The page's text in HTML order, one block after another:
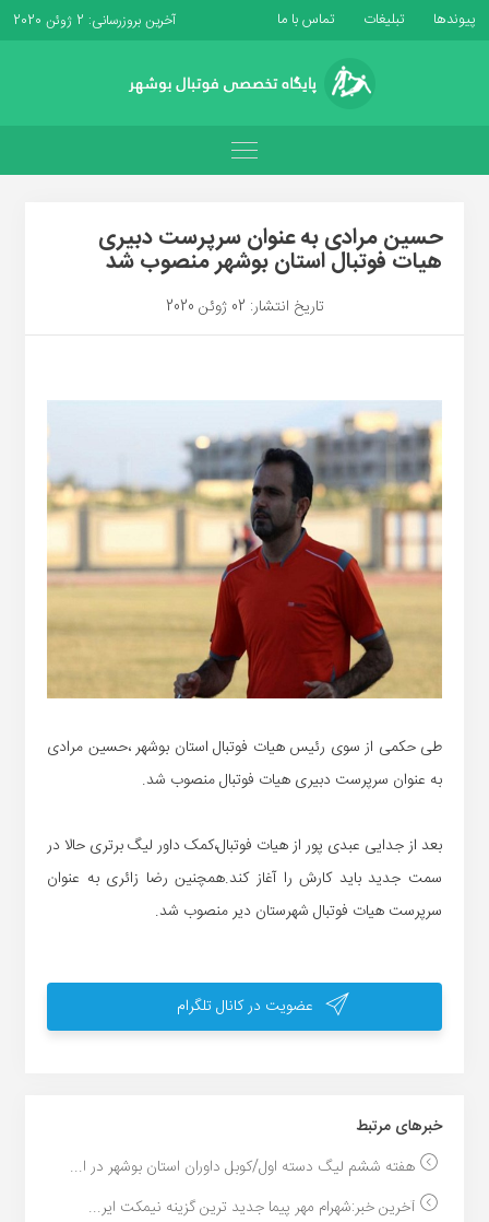
پیوندها تبلیغات تماس با ما آخرین بروزرسانی: 2 ژوئن 2020
حسین مرادی به عنوان سرپرست دبیری
هیات فوتبال استان بوشهر منصوب شد
تاریخ انتشار: 02 ژوئن 2020
طی حکمی از سوی رئیس هیات فوتبال استان بوشهر ،حسین مرادی
به عنوان سرپرست دبیری هیات فوتبال منصوب شد.
بعد از جدایی عبدی پور از هیات فوتبال،کمک داور لیگ برتری حالا در
سمت جدید باید کارش را آغاز کند.همچنین رضا زائری به عنوان
سرپرست هیات فوتبال شهرستان دیر منصوب شد.
عضویت در کانال تلگرام
خبر‌های مرتبط
هفته ششم لیگ دسته اول/کوبل داوران استان بوشهر در ا...
آخرین خبر:شهرام مهر پیما جدید ترین گزینه نیمکت ایر...